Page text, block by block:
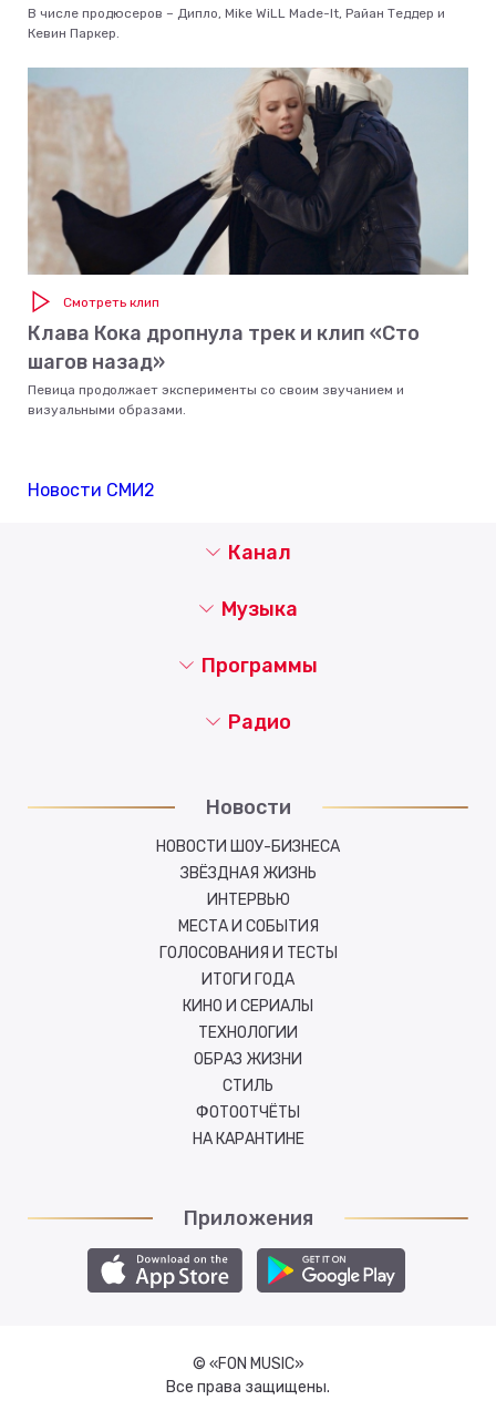
В числе продюсеров – Дипло, Mike WiLL Made-It, Райан Теддер и
Кевин Паркер.
Смотреть клип
Клава Кока дропнула трек и клип «Сто
шагов назад»
Певица продолжает эксперименты со своим звучанием и
визуальными образами.
Новости СМИ2
Канал
Музыка
Новости
НОВОСТИ ШОУ-БИЗНЕСА
ЗВЁЗДНАЯ ЖИЗНЬ
ИНТЕРВЬЮ
МЕСТА И СОБЫТИЯ
ГОЛОСОВАНИЯ И ТЕСТЫ
ИТОГИ ГОДА
КИНО И СЕРИАЛЫ
ТЕХНОЛОГИИ
ОБРАЗ ЖИЗНИ
СТИЛЬ
ФОТООТЧЁТЫ
НА КАРАНТИНЕ
Программы
Радио
Приложения
© «FON MUSIC»
Все права защищены.